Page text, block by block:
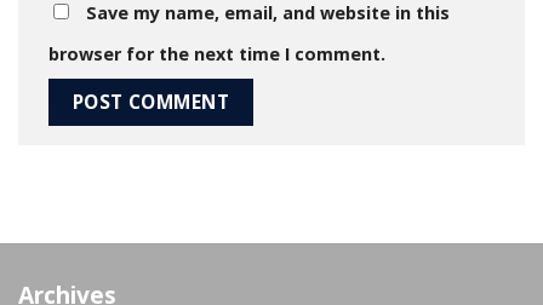
Save my name, email, and website in this
browser for the next time I comment.
Archives